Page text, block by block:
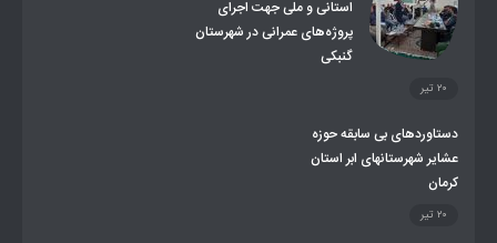
استانی و ملی جهت اجرای
پروژه‌های عمرانی در شهرستان
گنبکی
۲۰ تیر
دستاوردهای بی سابقه حوزه
عشایر شهرستانهای ابر استان
کرمان
۲۰ تیر